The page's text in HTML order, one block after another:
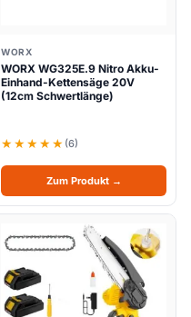
WORX
WORX WG325E.9 Nitro Akku-
Einhand-Kettensäge 20V
(12cm Schwertlänge)
(6)
Zum Produkt →